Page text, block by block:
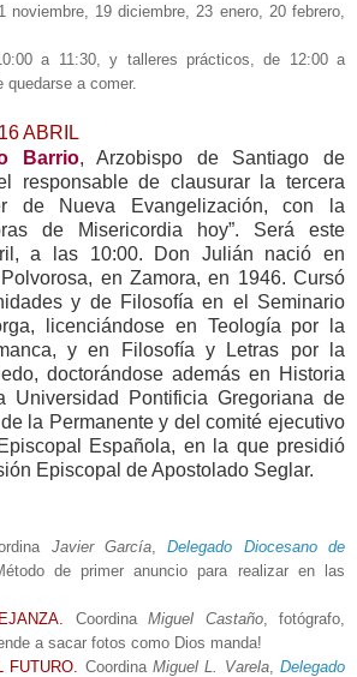
noviembre, 19 diciembre, 23 enero, 20 febrero,
a 11:30, y talleres prácticos, de 12:00 a
a comer.
ABRIL
Barrio, Arzobispo de Santiago de
responsable de clausurar la tercera
de Nueva Evangelización, con la
de Misericordia hoy”. Será este
a las 10:00. Don Julián nació en
en Zamora, en 1946. Cursó
y de Filosofía en el Seminario
licenciándose en Teología por la
y en Filosofía y Letras por la
doctorándose además en Historia
Pontificia Gregoriana de
la Permanente y del comité ejecutivo
Española, en la que presidió
Episcopal de Apostolado Seglar.
Javier García,Delegado Diocesano de
de primer anuncio para realizar en las
Coordina Miguel Castaño, fotógrafo,
a sacar fotos como Dios manda!
CoordinaMiguel L. Varela,Delegado